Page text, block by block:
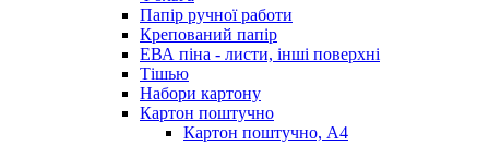
Папір ручної работи
Крепований папір
ЕВА піна - листи, інші поверхні
Тішью
Набори картону
Картон поштучно
Картон поштучно, А4